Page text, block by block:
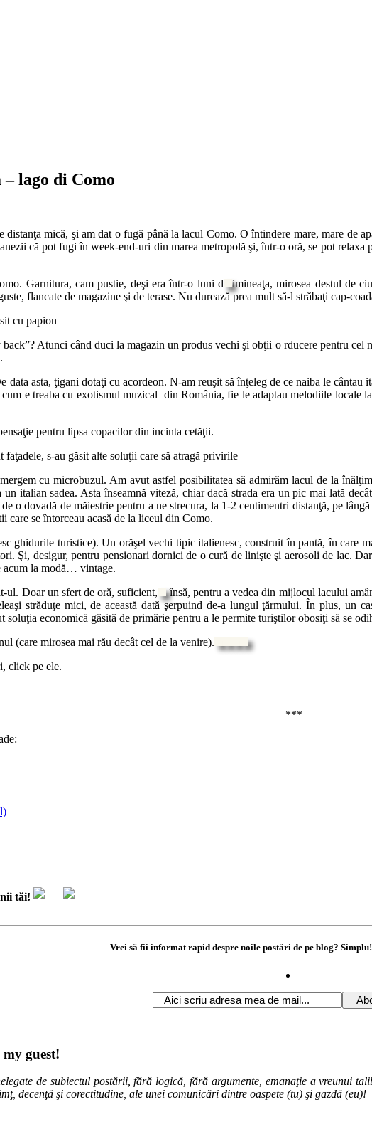
lago di Como
mică, şi am dat o fugă până la lacul Como. O întindere mare, mare de
că pot fugi în week-end-uri din marea metropolă şi, într-o oră, se pot
Garnitura, cam pustie, deşi era într-o luni d
imineaţa, mirosea destul de
flancate de magazine şi de terase. Nu durează prea mult să-l străbaţi cap-
cu papion
Atunci când duci la magazin un produs vechi şi obţii o rducere pentru
data asta, ţigani dotaţi cu acordeon. N-am reuşit să înţeleg de ce naiba le cântau
e treaba cu exotismul muzical din România, fie le adaptau melodiile locale
pentru lipsa copacilor din incinta cetăţii.
s-au găsit alte soluţii care să atragă privirile
cumicrobuzul. Am avut astfel posibilitatea să admirăm lacul de la
italian sadea. Asta înseamnă viteză, chiar dacă strada era un pic mai lată
o dovadă de măiestrie pentru a ne strecura, la 1-2 centimentri distanţă, pe
care se întorceau acasă de la liceul din Como.
ghidurile turistice). Un orăşel vechi tipic italienesc, construit în pantă, în care
Şi, desigur, pentru pensionari dornici de o cură de linişte şi aerosoli de lac.
acum la modă… vintage.
ul. Doar un sfert de oră,suficient, însă, pentru a vedea din mijlocul lacului
străduţe mici, de această dată şerpuind de-a lungul ţărmului. În plus, un
soluţia economică găsită de primărie pentru a le permite turiştilor obosiţi să se
(care mirosea mai rău decât cel de la venire).
click pe ele.
***
tăi!
Vrei să fii informat rapid despre noile postări de pe blog?
guest!
de subiectul postării, fără logică, fără argumente, emanaţie a vreunui
decenţă şi corectitudine, ale unei comunicări dintre oaspete (tu) şi gazdă (eu)!